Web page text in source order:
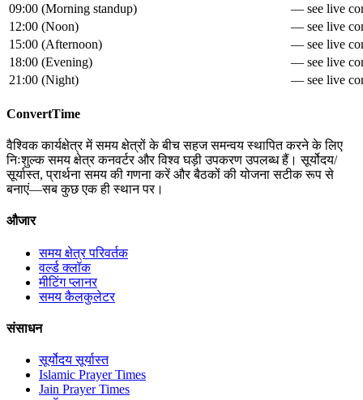
09:00 (Morning standup)
— see live
12:00 (Noon)
— see live
15:00 (Afternoon)
— see live
18:00 (Evening)
— see live
21:00 (Night) — see live
ConvertTime
वैश्विक कार्यक्षेत्र में समय क्षेत्रों के बीच सहज समन्वय स्थापित करने के लिए
निःशुल्क समय क्षेत्र कनवर्टर और विश्व घड़ी उपकरण उपलब्ध हैं। सूर्योदय/
सूर्यास्त, प्रार्थना समय की गणना करें और बैठकों की योजना सटीक रूप से
बनाएं—सब कुछ एक ही स्थान पर।
औजार
समय क्षेत्र परिवर्तक
वर्ल्ड क्लॉक
मीटिंग प्लानर
समय कैलकुलेटर
संसाधन
सूर्योदय सूर्यास्त
Islamic Prayer Times
Jain Prayer Times